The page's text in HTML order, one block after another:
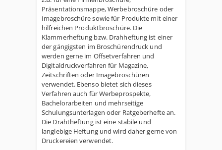
Präsentationsmappe, Werbebroschüre oder
Imagebroschüre sowie für Produkte mit einer
hilfreichen Produktbroschüre. Die
Klammerheftung bzw. Drahheftung ist einer
der gängigsten im Broschürendruck und
werden gerne im Offsetverfahren und
Digitaldruckverfahren für Magazine,
Zeitschriften oder Imagebroschüren
verwendet. Ebenso bietet sich dieses
Verfahren auch für Werbeprospekte,
Bachelorarbeiten und mehrseitige
Schulungsunterlagen oder Ratgeberhefte an.
Die Drahtheftung ist eine stabile und
langlebige Heftung und wird daher gerne von
Druckereien verwendet.